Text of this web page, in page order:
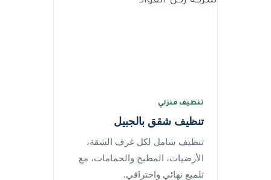
تنظيف منزلي
تنظيف شقق بالجبيل
تنظيف شامل لكل غرف الشقة،
الأرضيات، المطبخ والحمامات، مع
تلميع نهائي واحترافي.